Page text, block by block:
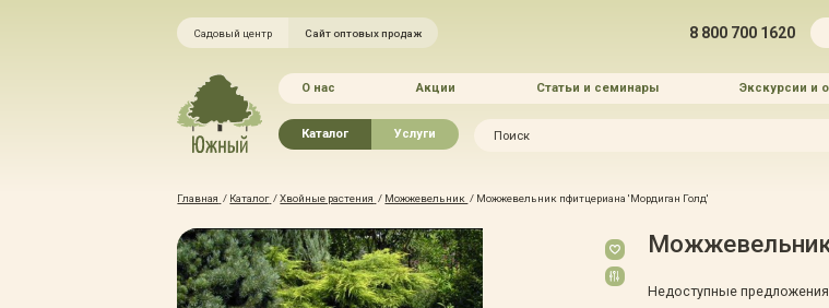
Садовый центр Сайт оптовых продаж 8 800 700 1620
О нас Акции Статьи и семинары Экскурсии и
Каталог
Хвойные растения
Плодово-ягодные растения
Лиственные растения
Цветы
Услуги
Благоустройство и озеленение
Зелёный доктор
Зимние услуги
Уход за садом
Главная / Каталог /Хвойные растения / Можжевельник / Можжевельник пфитцериана 'Мордиган Голд'
Недоступные предложения